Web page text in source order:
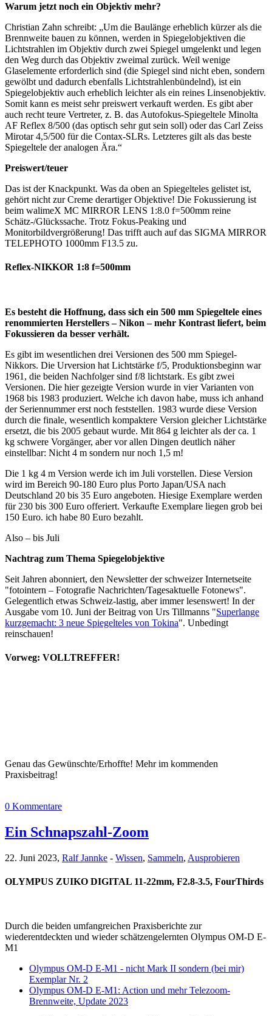
Warum jetzt noch ein Objektiv mehr?
Christian Zahn schreibt: „Um die Baulänge erheblich kürzer als die
Brennweite bauen zu können, werden in Spiegelobjektiven die
Lichtstrahlen im Objektiv durch zwei Spiegel umgelenkt und legen
den Weg durch das Objektiv zweimal zurück. Weil wenige
Glaselemente erforderlich sind (die Spiegel sind nicht eben, sondern
gewölbt und dadurch ebenfalls Lichtstrahlenbündelnd), ist ein
Spiegelobjektiv auch erheblich leichter als ein reines Linsenobjektiv.
Somit kann es meist sehr preiswert verkauft werden. Es gibt aber
auch recht teure Vertreter, z. B. das Autofokus-Spiegeltele Minolta
AF Reflex 8/500 (das optisch sehr gut sein soll) oder das Carl Zeiss
Mirotar 4,5/500 für die Contax-SLRs. Letzteres gilt als das beste
Spiegeltele der analogen Ära.“
Preiswert/teuer
Das ist der Knackpunkt. Was da oben an Spiegelteles gelistet ist,
gehört nicht zur Creme derartiger Objektive! Die Fokussierung ist
beim walimeX MC MIRROR LENS 1:8.0 f=500mm reine
Schätz-/Glückssache. Trotz Fokus-Peaking und
Monitorbildvergrößerung! Das trifft auch auf das SIGMA MIRROR
TELEPHOTO 1000mm F13.5 zu.
Reflex-NIKKOR 1:8 f=500mm
Es besteht die Hoffnung, dass sich ein 500 mm Spiegeltele eines
renommierten Herstellers – Nikon – mehr Kontrast liefert, beim
Fokussieren da besser verhält.
Es gibt im wesentlichen drei Versionen des 500 mm Spiegel-
Nikkors. Die Urversion hat Lichtstärke f/5, Produktionsbeginn war
1961, die beiden Nachfolger sind f/8 lichtstark. Es gibt zwei
Versionen. Die hier gezeigte Version wurde in vier Varianten von
1968 bis 1983 produziert. Welche ich davon habe, muss ich anhand
der Seriennummer erst noch feststellen. 1983 wurde diese Version
durch die finale, wesentlich kompaktere Version gleicher Lichtstärke
ersetzt, die bis 2005 gebaut wurde. Mit 864 g leichter als der ca. 1
kg schwere Vorgänger, aber vor allen Dingen deutlich näher
einstellbar: Nicht 4 m sondern nur noch 1,5 m!
Die 1 kg 4 m Version werde ich im Juli vorstellen. Diese Version
wird im Bereich 90-180 Euro plus Porto Japan/USA nach
Deutschland 20 bis 35 Euro angeboten. Hiesige Exemplare werden
für 230 bis 300 Euro offeriert. Verkaufte Exemplare liegen grob bei
150 Euro. ich habe 80 Euro bezahlt.
Also – bis Juli
Nachtrag zum Thema Spiegelobjektive
Seit Jahren abonniert, den Newsletter der schweizer Internetseite
"fotointern – Fotografie Nachrichten/Tagesaktuelle Fotonews".
Gelegentlich etwas Schweiz-lastig, aber immer lesenswert! In der
Ausgabe vom 10. Juni der Beitrag von Urs Tillmanns "Superlange
kurzgemacht: 3 neue Spiegelteles von Tokina". Unbedingt
reinschauen!
Vorweg: VOLLTREFFER!
Genau das Gewünschte/Erhoffte! Mehr im kommenden
Praxisbeitrag!
0 Kommentare
Ein Schnapszahl-Zoom
22. Juni 2023, Ralf Jannke - Wissen, Sammeln, Ausprobieren
OLYMPUS ZUIKO DIGITAL 11-22mm, F2.8-3.5, FourThirds
Durch die beiden umfangreichen Praxisberichte zur
wiederentdeckten und wieder schätzengelernten Olympus OM-D E-
M1
Olympus OM-D E-M1 - nicht Mark II sondern (bei mir)
Exemplar Nr. 2
Olympus OM-D E-M1: Action und mehr Telezoom-
Brennweite, Update 2023